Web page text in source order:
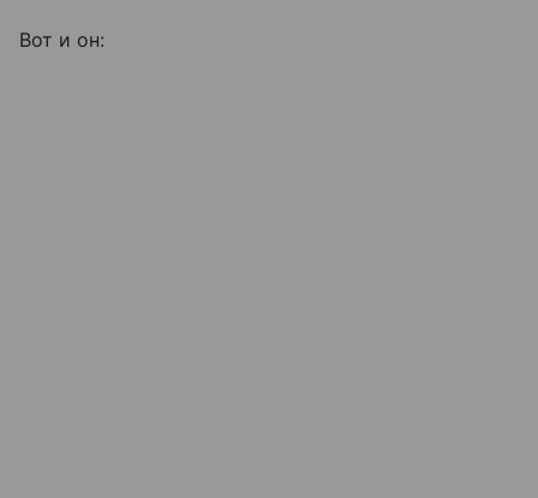
Вот и он: